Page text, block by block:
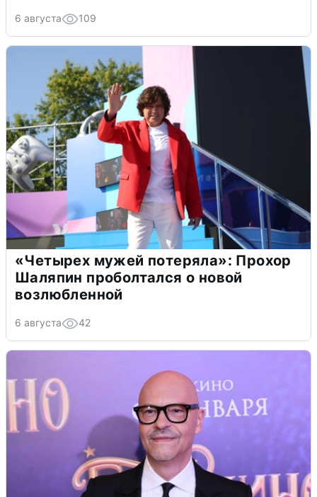
6 августа 109
«Четырех мужей потеряла»: Прохор
Шаляпин проболтался о новой
возлюбленной
6 августа 42